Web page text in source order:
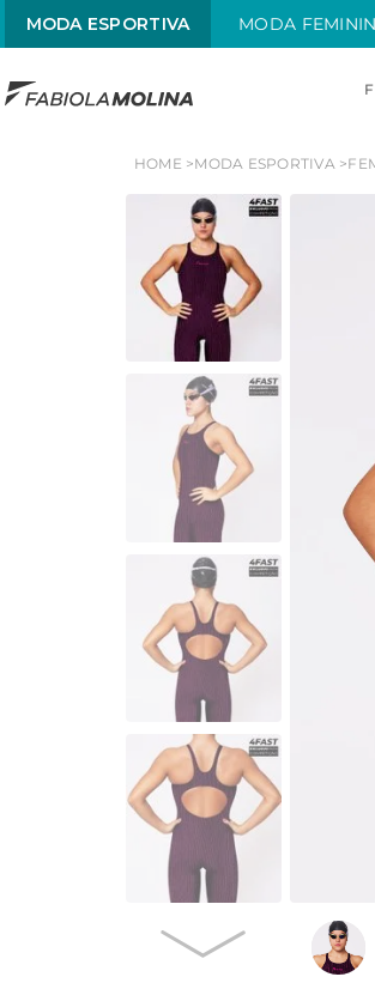
MODA ESPORTIVA MODA
CUPOM 1ª
3º traje
4º
5º traje infantil
HOME MODA ESPORTIVA